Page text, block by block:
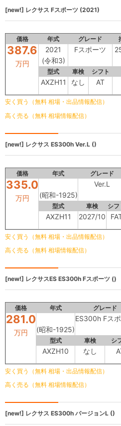
[new!] レクサス Fスポーツ (2021)
価格 年式 グレード
387.6
万円
2021
(令和3)
Fスポーツ
型式 車検 シフト
AXZH11 なし AT
安く買う（無料 相場・出品情報配信）
高く売る（無料 相場情報配信）
[new!] レクサス ES300h Ver.L ()
価格 年式 グレード
335.0
万円 (昭和-1925)
Ver.L
型式 車検 シフ
AXZH11 2027/10
安く買う（無料 相場・出品情報配信）
高く売る（無料 相場情報配信）
[new!] レクサスES ES300h Fスポーツ ()
価格 年式 グレード
281.0
万円 (昭和-1925)
ES300h Fス
型式 車検 シ
AXZH10 なし
安く買う（無料 相場・出品情報配信）
高く売る（無料 相場情報配信）
[new!] レクサス ES300h バージョンL ()